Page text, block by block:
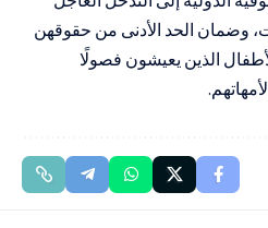
وضمان الحد الأدنى من حقوقهن
الذين يعيشون فصولًا